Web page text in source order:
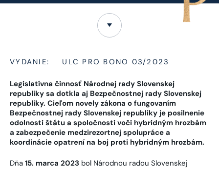
VYDANIE: ULC PRO BONO 03/2023
Legislatívna činnosť Národnej rady Slovenskej
republiky sa dotkla aj Bezpečnostnej rady Slovenskej
republiky. Cieľom novely zákona o fungovaním
Bezpečnostnej rady Slovenskej republiky je posilnenie
odolnosti štátu a spoločnosti voči hybridným hrozbám
a zabezpečenie medzirezortnej spolupráce a
koordinácie opatrení na boj proti hybridným hrozbám.
Dňa 15. marca 2023 bol Národnou radou Slovenskej